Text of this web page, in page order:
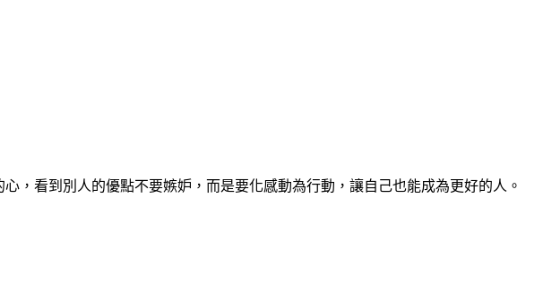
，看到別人的優點不要嫉妒，而是要化感動為行動，讓自己也能成為更好的人。